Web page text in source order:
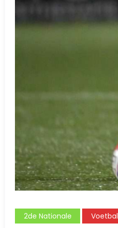
2de Nationale Voetbal